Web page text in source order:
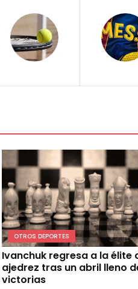
OTROS DEPORTES
Ivanchuk regresa a la élite
ajedrez tras un abril lleno
victorias